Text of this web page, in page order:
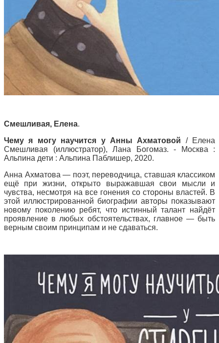
Смешливая, Елена.
Чему я могу научится у Анны Ахматовой / Елена
Смешливая (иллюстратор), Лана Богомаз. - Москва :
Альпина дети : Альпина Паблишер, 2020.
Анна Ахматова — поэт, переводчица, ставшая классиком
ещё при жизни, открыто выражавшая свои мысли и
чувства, несмотря на все гонения со стороны властей. В
этой иллюстрированной биографии авторы показывают
новому поколению ребят, что истинный талант найдёт
проявление в любых обстоятельствах, главное — быть
верным своим принципам и не сдаваться.